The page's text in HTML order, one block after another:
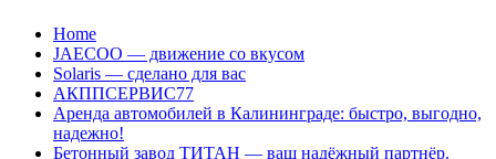
Перейти
содержанию
Home
JAECOO — движение со вкусом
Solaris — сделано для вас
АКППСЕРВИС77
Аренда автомобилей в Калининграде: быстро, выгодно,
надежно!
Бетонный завод ТИТАН — ваш надёжный партнёр.